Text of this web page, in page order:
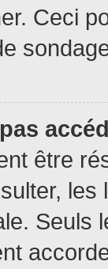
Ceci
être
Seuls